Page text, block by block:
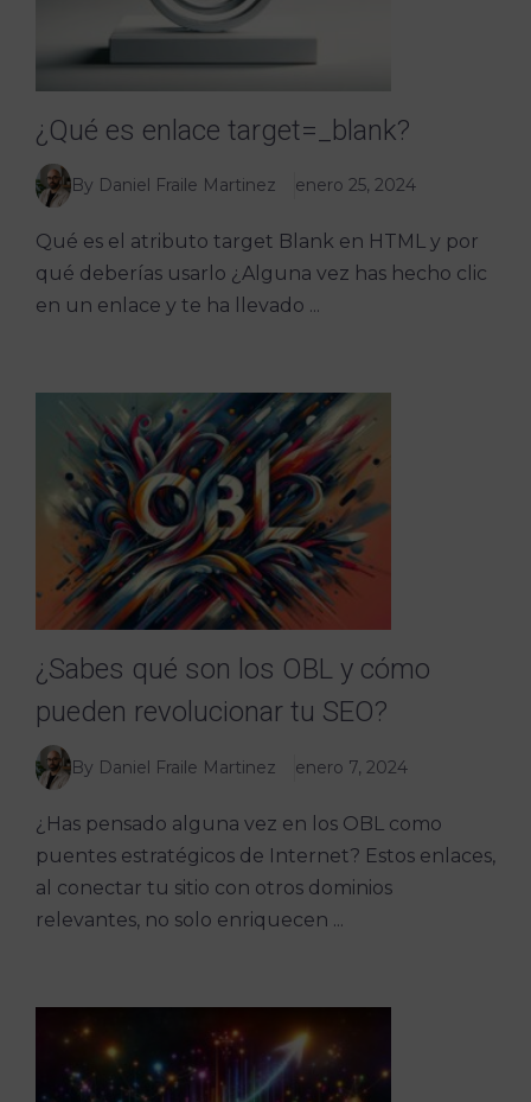
¿Qué es enlace target=_blank?
By Daniel Fraile Martinez enero 25, 2024
Qué es el atributo target Blank en HTML y por
qué deberías usarlo ¿Alguna vez has hecho clic
en un enlace y te ha llevado ...
¿Sabes qué son los OBL y cómo
pueden revolucionar tu SEO?
By Daniel Fraile Martinez enero 7, 2024
¿Has pensado alguna vez en los OBL como
puentes estratégicos de Internet? Estos enlaces,
al conectar tu sitio con otros dominios
relevantes, no solo enriquecen ...